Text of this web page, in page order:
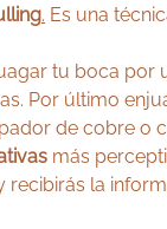
. Es una
tu boca por
Por último
de cobre
más
la